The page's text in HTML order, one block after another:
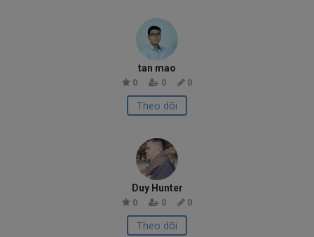
tan mao
0 0 0
Theo dõi
Duy Hunter
0 0 0
Theo dõi